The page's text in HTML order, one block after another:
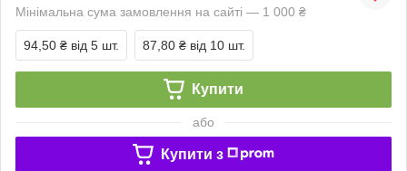
Мінімальна сума замовлення на сайті — 1 000 ₴
94,50 ₴ від 5 шт. 87,80 ₴ від 10 шт.
Купити
або
Купити з